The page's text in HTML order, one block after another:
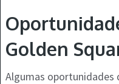
Golden
Algumas oportunidades